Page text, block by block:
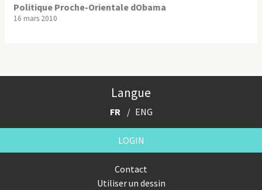
Politique Proche-Orientale dObama
16 mars 2010
Langue
FR ENG
LOGIN
Contact
Utiliser un dessin